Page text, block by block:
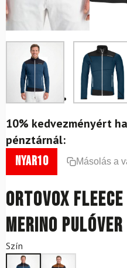
10% kedvezményért
pénztárnál:
nyar10 Másolás a
ORTOVOX
Merino pulóver
Szín